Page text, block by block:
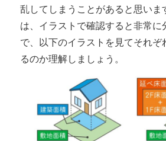
乱してしまうことがあると思いま
は、イラストで確認すると非常に
で、以下のイラストを見てそれぞ
るのか理解しましょう。